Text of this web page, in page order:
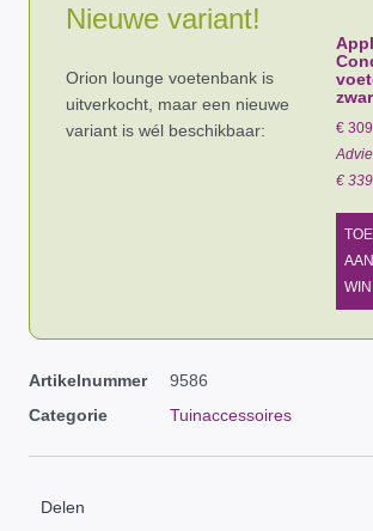
Nieuwe variant!
Orion lounge voetenbank is
uitverkocht, maar een nieuwe
variant is wél beschikbaar:
€
€
AAN
Artikelnummer
9586
Categorie
Tuinaccessoires
Delen